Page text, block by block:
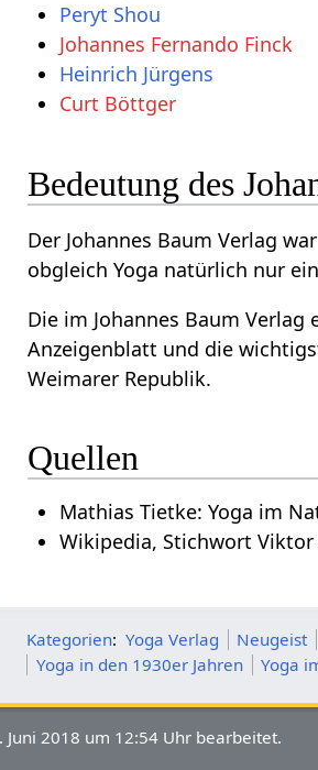
Peryt Shou
Johannes Fernando Finck
Heinrich Jürgens
Curt Böttger
Bedeutung des
Der Johannes Baum Verlag
obgleich Yoga natürlich nur
Die im Johannes Baum
Anzeigenblatt und die
Weimarer Republik.
Quellen
Mathias Tietke: Yoga im
Wikipedia, Stichwort Viktor
Kategorien: Yoga Verlag Neugeist
Yoga in den 1930er Jahren
Yoga
2018 um 12:54 Uhr bearbeitet.